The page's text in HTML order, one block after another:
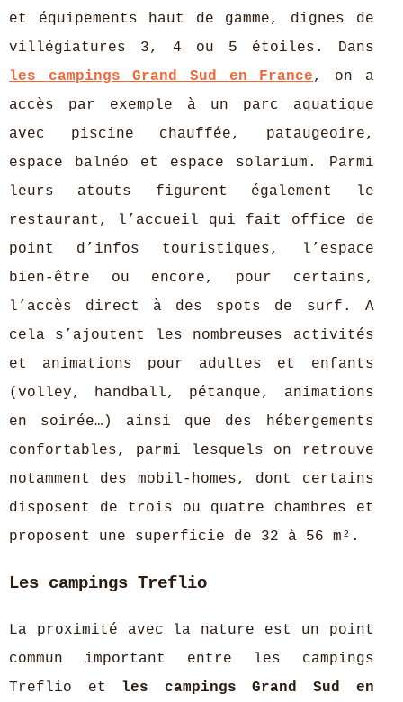
et équipements haut de gamme, dignes de
villégiatures 3, 4 ou 5 étoiles. Dans
les campings Grand Sud en France, on a
accès par exemple à un parc aquatique
avec piscine chauffée, pataugeoire,
espace balnéo et espace solarium. Parmi
leurs atouts figurent également le
restaurant, l’accueil qui fait office de
point d’infos touristiques, l’espace
bien-être ou encore, pour certains,
l’accès direct à des spots de surf. A
cela s’ajoutent les nombreuses activités
et animations pour adultes et enfants
(volley, handball, pétanque, animations
en soirée…) ainsi que des hébergements
confortables, parmi lesquels on retrouve
notamment des mobil-homes, dont certains
disposent de trois ou quatre chambres et
proposent une superficie de 32 à 56 m².
Les campings Treflio
La proximité avec la nature est un point
commun important entre les campings
Treflio et les campings Grand Sud en